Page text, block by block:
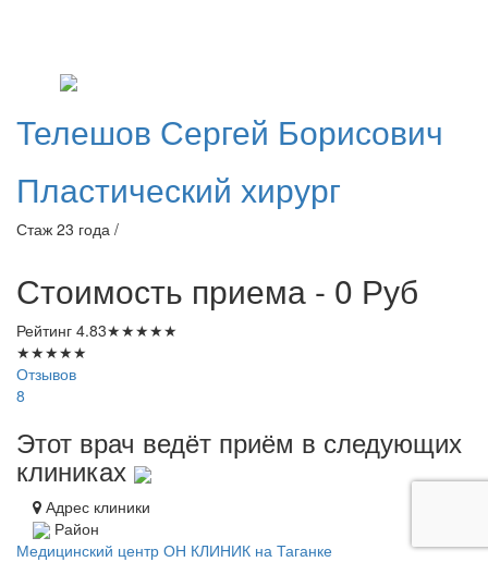
Телешов Сергей Борисович
Пластический хирург
Стаж 23 года /
Стоимость приема - 0 Руб
Рейтинг 4.83★★★★★
★★★★★
Отзывов
8
Этот врач ведёт приём в следующих
клиниках
Адрес клиники
Район
Медицинский центр ОН КЛИНИК на Таганке